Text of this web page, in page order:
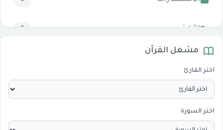
الأناشيد 0
الدروس والخطب
مشغل القرآن
اختر القارئ
اختر السورة